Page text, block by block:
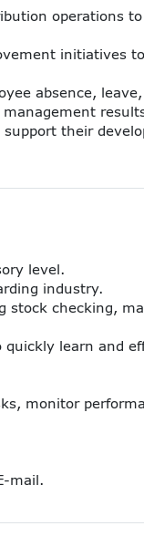
operations
initiatives
absence,
management
their
level.
industry.
stock checking,
learn and
monitor
mail.